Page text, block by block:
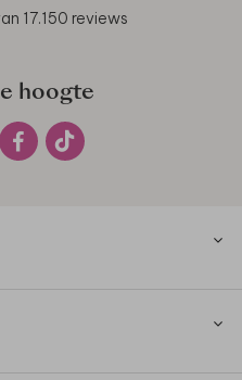
17.150 reviews
hoogte